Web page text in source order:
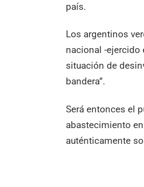
país.
Los argentinos
nacional -ejercido
situación de
bandera”.
Será entonces el
abastecimiento
auténticamente